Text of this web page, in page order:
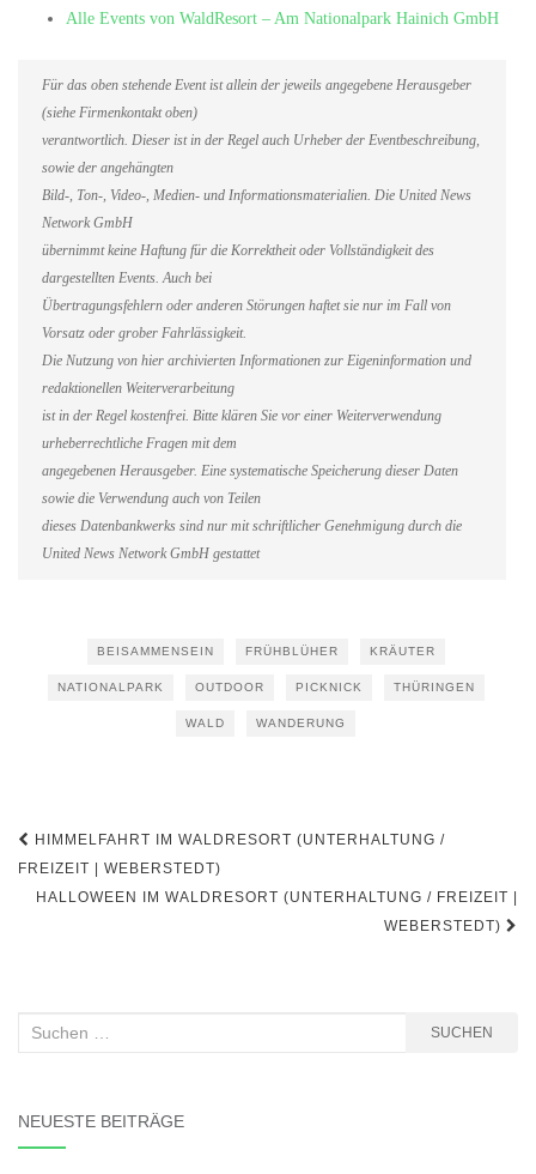
Alle Events von WaldResort – Am Nationalpark Hainich GmbH
Für das oben stehende Event ist allein der jeweils angegebene Herausgeber
(siehe Firmenkontakt oben)
verantwortlich. Dieser ist in der Regel auch Urheber der Eventbeschreibung,
sowie der angehängten
Bild-, Ton-, Video-, Medien- und Informationsmaterialien. Die United News
Network GmbH
übernimmt keine Haftung für die Korrektheit oder Vollständigkeit des
dargestellten Events. Auch bei
Übertragungsfehlern oder anderen Störungen haftet sie nur im Fall von
Vorsatz oder grober Fahrlässigkeit.
Die Nutzung von hier archivierten Informationen zur Eigeninformation und
redaktionellen Weiterverarbeitung
ist in der Regel kostenfrei. Bitte klären Sie vor einer Weiterverwendung
urheberrechtliche Fragen mit dem
angegebenen Herausgeber. Eine systematische Speicherung dieser Daten
sowie die Verwendung auch von Teilen
dieses Datenbankwerks sind nur mit schriftlicher Genehmigung durch die
United News Network GmbH gestattet
BEISAMMENSEIN FRÜHBLÜHER KRÄUTER
NATIONALPARK OUTDOOR PICKNICK THÜRINGEN
WALD WANDERUNG
Beitragsnavigation
HIMMELFAHRT IM WALDRESORT (UNTERHALTUNG /
FREIZEIT | WEBERSTEDT)
HALLOWEEN IM WALDRESORT (UNTERHALTUNG / FREIZEIT |
WEBERSTEDT)
Suchen
SUCHEN
NEUESTE BEITRÄGE